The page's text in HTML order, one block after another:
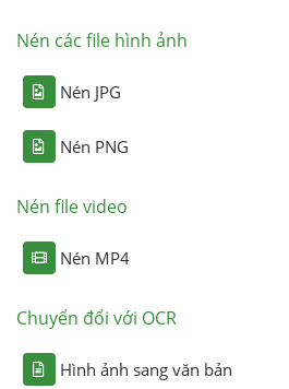
Nén các file hình ảnh
Nén JPG
Nén PNG
Nén file video
Nén MP4
Chuyển đổi với OCR
Hình ảnh sang văn bản